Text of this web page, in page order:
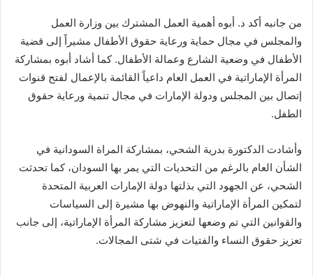
من جانبه أكد د. أبوه أهمية العمل المشترك بين وزارة العمل
والمجلس في مجال حماية ورعاية حقوق الأطفال مشيراً إلى قضية
الأطفال في وضعية الشارع وعمالة الأطفال. كما أشاد أبوه بمشاركة
المرأة الإماراتية في العمل العام داعياً القائمة بالإعمال لفتح قنوات
إتصال بين المجلس ودولة الإمارات في مجال تنمية ورعاية حقوق
الطفل.
وأشادت الدكتورة بدرية الشحي، بمشاركة المراة السودانية في
الشأن العام بالرغم من التحديات التي يمر بها السودان، كما تحدثت
الشحي، عن الجهود التي بذلتها دولة الإمارات العربية المتحدة
لتمكين المرأة الإماراتية والنهوض بها مشيرة إلى السياسات
والقوانين التي تم وضعها لتعزيز مشاركة المرأة الإماراتية، إلى جانب
تعزيز حقوق النساء والفتيات في شتى المجالات.